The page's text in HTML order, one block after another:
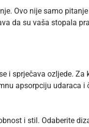
Ovo nije samo
da su vaša stopala
i sprječava ozljede.
apsorpciju
i stil. Odaberite